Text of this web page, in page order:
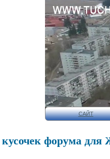
САЙТ
кусочек форума